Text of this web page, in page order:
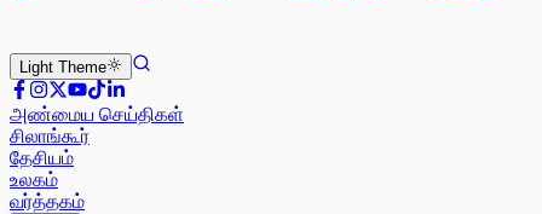
Light Theme
அண்மைய செய்திகள்
சிலாங்கூர்
தேசியம்
உலகம்
வர்த்தகம்